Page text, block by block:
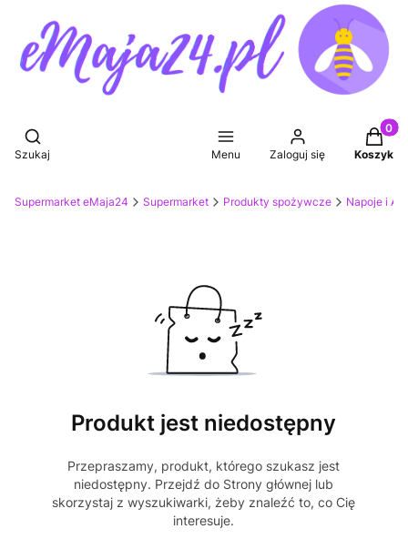
Otwórz wyszukiwarkę
Szukaj Menu Zaloguj się Koszyk
Supermarket eMaja24 Supermarket Produkty spożywcze Napoje i
Produkt jest niedostępny
Przepraszamy, produkt, którego szukasz jest
niedostępny. Przejdź do Strony głównej lub
skorzystaj z wyszukiwarki, żeby znaleźć to, co Cię
interesuje.